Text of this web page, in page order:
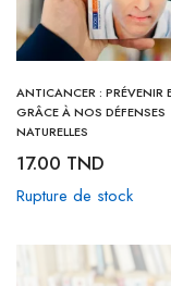
ANTICANCER : PRÉVENIR
GRÂCE À NOS DÉFENSES
NATURELLES
17.00 TND
Rupture de stock